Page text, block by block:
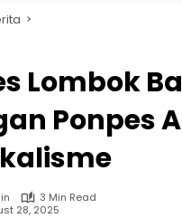
Lombok
Ponpes
3 Min Read
28, 2025